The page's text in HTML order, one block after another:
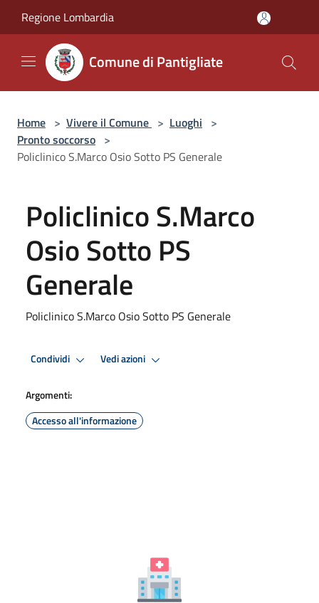
Regione Lombardia
Comune di Pantigliate
Home > Vivere il Comune > Luoghi >
Pronto soccorso >
Policlinico S.Marco Osio Sotto PS Generale
Policlinico S.Marco
Osio Sotto PS
Generale
Policlinico S.Marco Osio Sotto PS Generale
Condividi Vedi azioni
Argomenti:
Accesso all'informazione